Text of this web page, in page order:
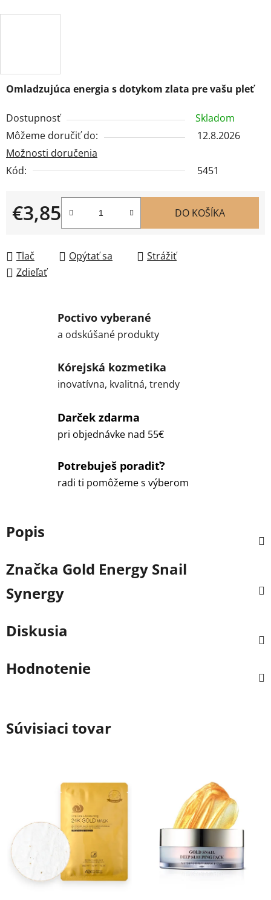
Omladzujúca energia s dotykom zlata pre vašu pleť
Dostupnosť
Skladom
Môžeme doručiť do:
12.8.2026
Možnosti doručenia
Kód:
5451
€3,85
Jednotková cena:
DO KOŠÍKA
Tlač Opýtať sa
Strážiť
Zdieľať
Poctivo vyberané
a odskúšané produkty
Kórejská kozmetika
inovatívna, kvalitná, trendy
Darček zdarma
pri objednávke nad 55€
Potrebuješ poradiť?
radi ti pomôžeme s výberom
Popis
Značka Gold Energy Snail
Synergy
Diskusia
Hodnotenie
Súvisiaci tovar